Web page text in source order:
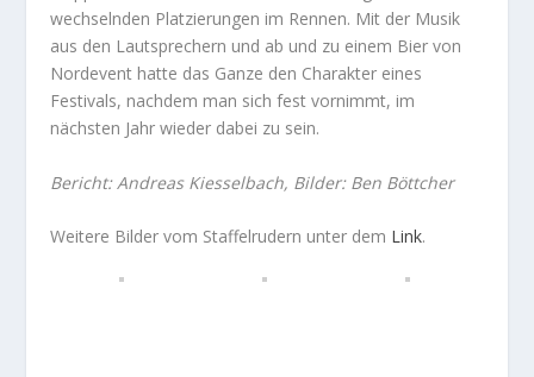
wechselnden Platzierungen im Rennen. Mit der Musik
aus den Lautsprechern und ab und zu einem Bier von
Nordevent hatte das Ganze den Charakter eines
Festivals, nachdem man sich fest vornimmt, im
nächsten Jahr wieder dabei zu sein.
Bericht: Andreas Kiesselbach, Bilder: Ben Böttcher
Weitere Bilder vom Staffelrudern unter dem Link.